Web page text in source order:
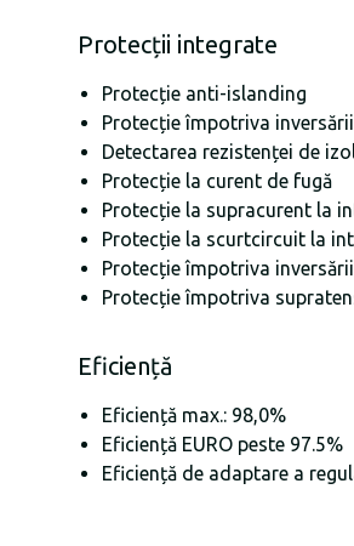
Protecții integrate
Protecție anti-islanding
Protecție împotriva
Detectarea rezistenței de
Protecție la curent de fugă
Protecție la supracurent la
Protecție la scurtcircuit la
Protecție împotriva
Protecție împotriva
Eficiență
Eficiență max.: 98,0%
Eficiență EURO peste 97.5%
Eficiență de adaptare a